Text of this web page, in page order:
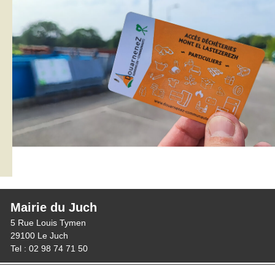
Mairie du Juch
5 Rue Louis Tymen
29100 Le Juch
Tel : 02 98 74 71 50